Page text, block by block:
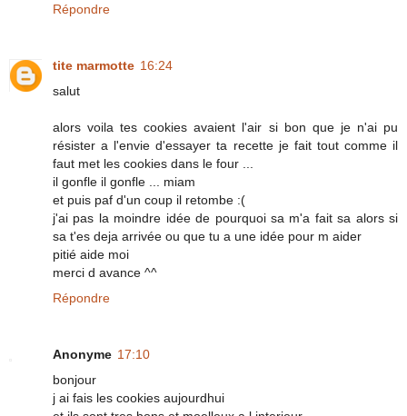
Répondre
tite marmotte 16:24
salut
alors voila tes cookies avaient l'air si bon que je n'ai pu
résister a l'envie d'essayer ta recette je fait tout comme il
faut met les cookies dans le four ...
il gonfle il gonfle ... miam
et puis paf d'un coup il retombe :(
j'ai pas la moindre idée de pourquoi sa m'a fait sa alors si
sa t'es deja arrivée ou que tu a une idée pour m aider
pitié aide moi
merci d avance ^^
Répondre
Anonyme 17:10
bonjour
j ai fais les cookies aujourdhui